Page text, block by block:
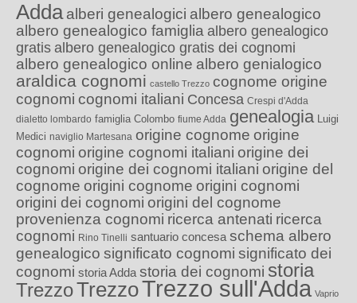
Adda alberi genealogici albero genealogico
albero genealogico famiglia albero genealogico
gratis albero genealogico gratis dei cognomi
albero genealogico online albero genialogico
araldica cognomi castello Trezzo cognome origine
cognomi cognomi italiani Concesa Crespi d'Adda
dialetto lombardo famiglia Colombo fiume Adda genealogia Luigi
Medici naviglio Martesana origine cognome origine
cognomi origine cognomi italiani origine dei
cognomi origine dei cognomi italiani origine del
cognome origini cognome origini cognomi
origini dei cognomi origini del cognome
provenienza cognomi ricerca antenati ricerca
cognomi Rino Tinelli santuario concesa schema albero
genealogico significato cognomi significato dei
cognomi storia Adda storia dei cognomi storia
TrezzoTrezzoTrezzo sull'Adda Vaprio